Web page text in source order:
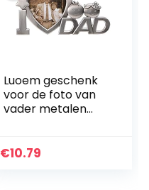
Luoem geschenk
voor de foto van
vader metalen
(zilver)
€10.79